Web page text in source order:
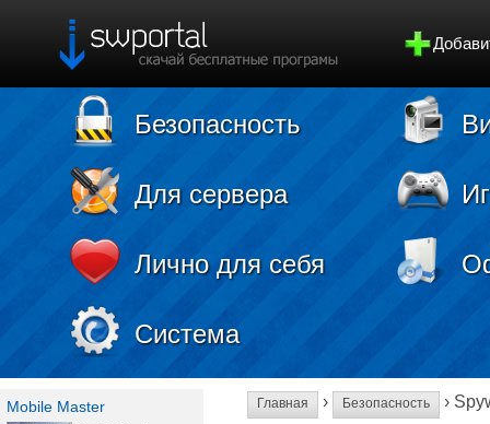
Безопасность
Для сервера
Лично для себя
Система
Mobile Master Главная › Безопасность ›